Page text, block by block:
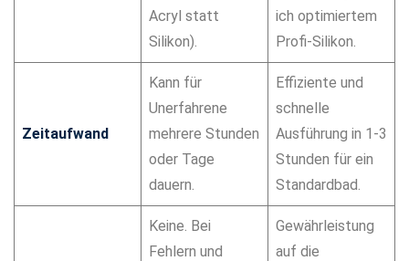
Acryl statt
Silikon).
ich optimiertem
Profi-Silikon.
Zeitaufwand
Kann für
Unerfahrene
mehrere Stunden
oder Tage
dauern.
Effiziente und
schnelle
Ausführung in 1-3
Stunden für ein
Standardbad.
Keine. Bei
Fehlern und
Gewährleistung
auf die